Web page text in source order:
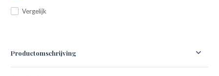
Vergelijk
Productomschrijving